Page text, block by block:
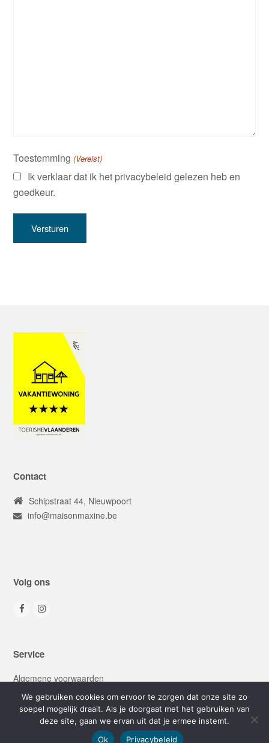
Toestemming (Vereist)
Ik verklaar dat ik het privacybeleid gelezen heb en
goedkeur.
Contact
Schipstraat 44, Nieuwpoort
info@maisonmaxine.be
Volg ons
FacebookInstagram
Service
Algemene voorwaarden
Copyright © 2026 MaisonMaxine |
We gebruiken cookies om ervoor te zorgen dat onze site zo
soepel mogelijk draait. Als je doorgaat met het gebruiken van
deze site, gaan we ervan uit dat je ermee instemt.
Ok
Privacybeleid